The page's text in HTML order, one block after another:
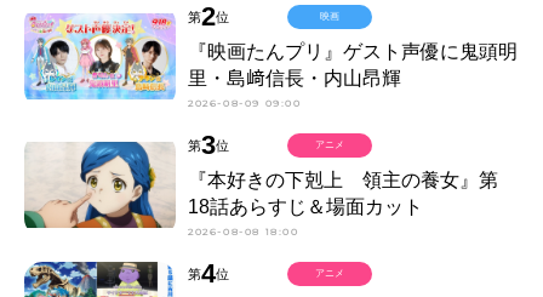
第2位
『映画たんプリ』ゲスト声優に鬼頭明
里・島﨑信長・内山昂輝
2026-08-09 09:00
映画
第3位
『本好きの下剋上 領主の養女』第
18話あらすじ＆場面カット
2026-08-08 18:00
アニメ
第4位 アニメ